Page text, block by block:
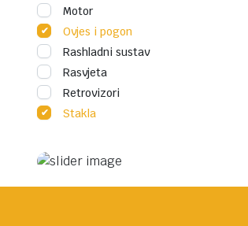
Motor
Ovjes i pogon
Rashladni sustav
Rasvjeta
Retrovizori
Stakla